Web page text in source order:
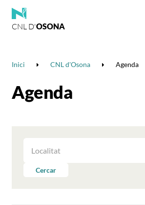
CNL D'OSONA
Inici CNL d'Osona Agenda
Agenda
LES
PERCercar